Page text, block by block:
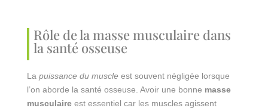
Rôle de la masse musculaire dans
la santé osseuse
La puissance du muscleest souvent négligée lorsque
l’on aborde la santé osseuse. Avoir une bonne masse
musculaireest essentiel car les muscles agissent